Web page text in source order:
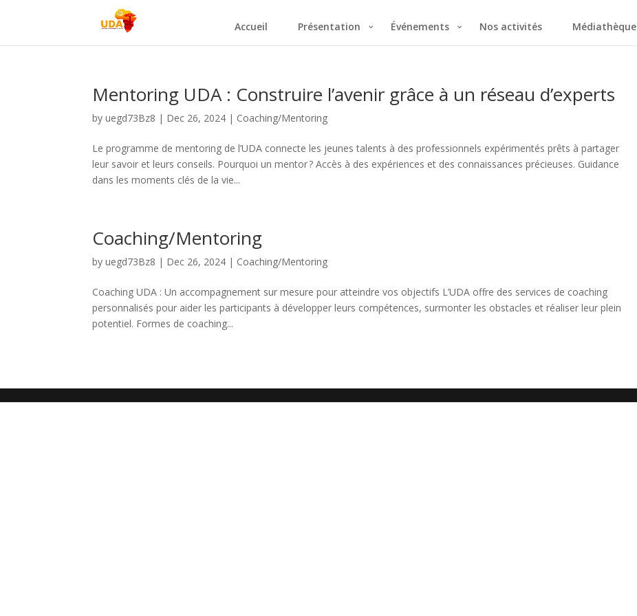
Accueil Présentation Événements Nos activités Médiathèque
Mentoring UDA : Construire l’avenir grâce à un réseau d’experts
byuegd73Bz8 | Dec 26, 2024 | Coaching/Mentoring
Le programme de mentoring de l’UDA connecte les jeunes talents à des professionnels expérimentés prêts à partager
leur savoir et leurs conseils. Pourquoi un mentor ? Accès à des expériences et des connaissances précieuses. Guidance
dans les moments clés de la vie...
Coaching/Mentoring
byuegd73Bz8 | Dec 26, 2024 | Coaching/Mentoring
Coaching UDA : Un accompagnement sur mesure pour atteindre vos objectifs L’UDA offre des services de coaching
personnalisés pour aider les participants à développer leurs compétences, surmonter les obstacles et réaliser leur plein
potentiel. Formes de coaching...